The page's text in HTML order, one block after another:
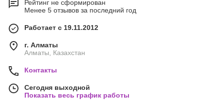
Рейтинг не сформирован
Менее 5 отзывов за последний год
Работает с 19.11.2012
г. Алматы
Алматы, Казахстан
Контакты
Сегодня выходной
Показать весь график работы